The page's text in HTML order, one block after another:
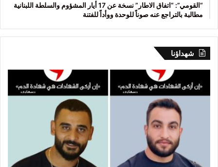
“القومي”: “اتفاق الاطار” نسخة عن 17 أيار المشؤوم والسلطة اللبنانية
مطالبة بالتراجع عنه صوناً للوحدة ووأداً للفتنة
شهداؤنا